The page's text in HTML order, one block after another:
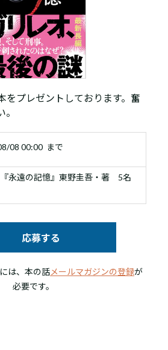
をプレゼントしております。奮
08 00:00 まで
永遠の記憶』東野圭吾・著 5名
応募する
は、本の話メールマガジンの登録が
必要です。